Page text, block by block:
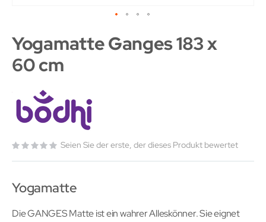
Yogamatte Ganges 183 x
60 cm
Seien Sie der erste, der dieses Produkt bewertet
Yogamatte
Die GANGES Matte ist ein wahrer Alleskönner. Sie eignet